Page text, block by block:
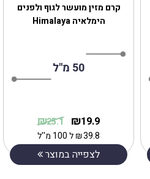
קרם מזין מועשר לגוף ולפנים
50 מ"ל
19.9
₪
25.1
₪
39.8
₪ל 100 מ''ל
לצפייה במוצר